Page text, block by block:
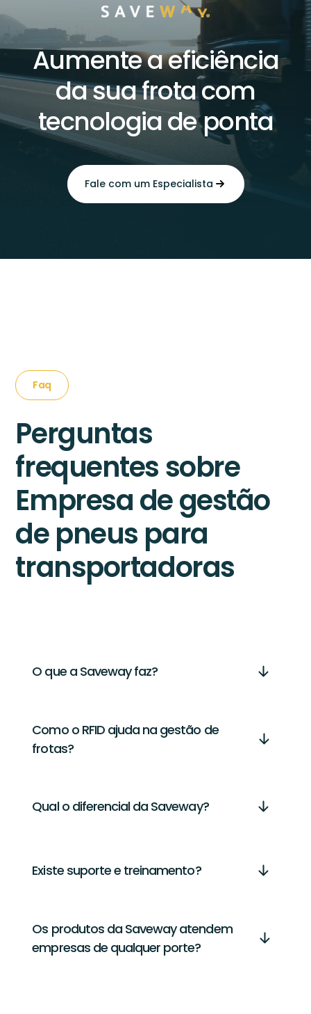
Aumente a eficiência
da sua frota com
tecnologia de ponta
Fale com um Especialista
Faq
Perguntas
frequentes sobre
Empresa de gestão
de pneus para
transportadoras
O que a Saveway faz?
Como o RFID ajuda na gestão de
frotas?
Qual o diferencial da Saveway?
Existe suporte e treinamento?
Os produtos da Saveway atendem
empresas de qualquer porte?